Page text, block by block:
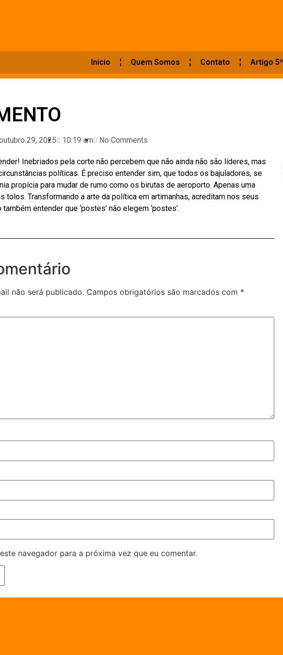
Inicio Quem Somos Contato Artigo 5º
29, 2025 10:19 am No Comments
Inebriados pela corte não percebem que não ainda não são líderes, mas
políticas. É preciso entender sim, que todos os bajuladores, se
propícia para mudar de rumo como os birutas de aeroporto. Apenas uma
tolos. Transformando a arte da política em artimanhas, acreditam nos seus
entender que ‘postes’ não elegem ‘postes’.
não será publicado. Campos obrigatórios são marcados com *
navegador para a próxima vez que eu comentar.